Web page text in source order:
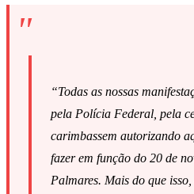
“Todas as nossas
pela Polícia Federal, pela
carimbassem autorizando
fazer em função do 20 de
Palmares. Mais do que